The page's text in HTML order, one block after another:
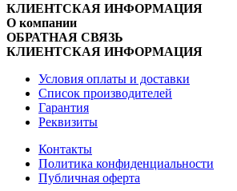
КЛИЕНТСКАЯ ИНФОРМАЦИЯ
О компании
ОБРАТНАЯ СВЯЗЬ
КЛИЕНТСКАЯ ИНФОРМАЦИЯ
Условия оплаты и доставки
Список производителей
Гарантия
Реквизиты
Контакты
Политика конфиденциальности
Публичная оферта